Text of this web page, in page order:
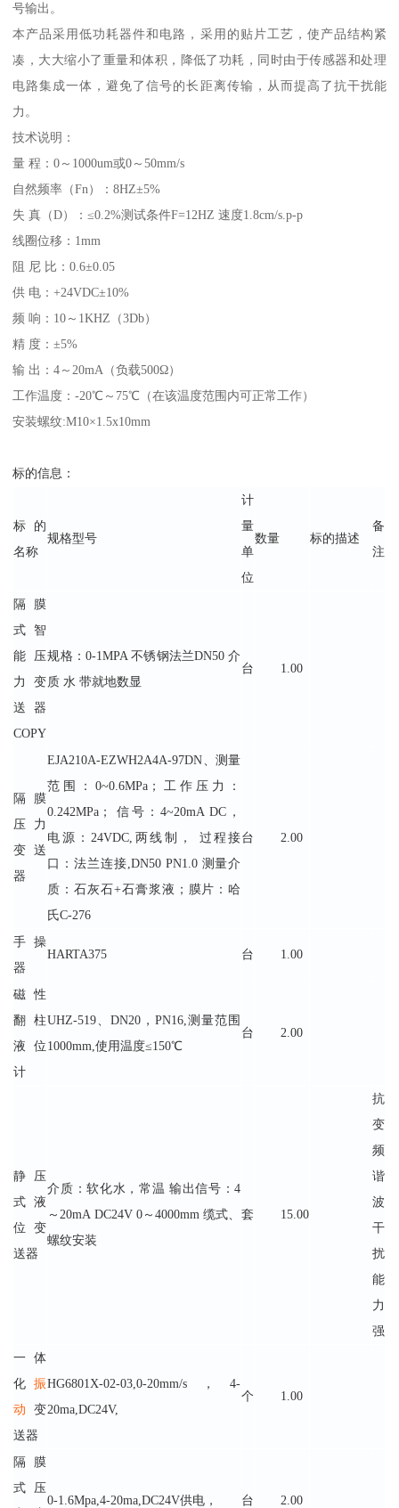
号输出。
本产品采用低功耗器件和电路，采用的贴片工艺，使产品结构紧
凑，大大缩小了重量和体积，降低了功耗，同时由于传感器和处理
电路集成一体，避免了信号的长距离传输，从而提高了抗干扰能
力。
技术说明：
量 程：0～1000um或0～50mm/s
自然频率（Fn）：8HZ±5%
失 真（D）：≤0.2%测试条件F=12HZ 速度1.8cm/s.p-p
线圈位移：1mm
阻 尼 比：0.6±0.05
供 电：+24VDC±10%
频 响：10～1KHZ（3Db）
精 度：±5%
输 出：4～20mA（负载500Ω）
工作温度：-20℃～75℃（在该温度范围内可正常工作）
安装螺纹:M10×1.5x10mm
标的信息：
标的
名称
规格型号
计
量
单
位
数量 标的描述
备
注
隔膜
式智
能压
力变
送器
COPY
规格：0-1MPA 不锈钢法兰DN50 介
质 水 带就地数显
台 1.00
隔膜
压力
变送
器
EJA210A-EZWH2A4A-97DN、测量
范围：0~0.6MPa；工作压力：
0.242MPa； 信号：4~20mA DC，
电源：24VDC,两线制， 过程接
口：法兰连接,DN50 PN1.0 测量介
质：石灰石+石膏浆液；膜片：哈
氏C-276
台 2.00
手操
器
HARTA375 台 1.00
磁性
翻柱
液位
计
UHZ-519、DN20，PN16,测量范围
1000mm,使用温度≤150℃
台 2.00
静压
式液
位变
送器
介质：软化水，常温 输出信号：4
～20mA DC24V 0～4000mm 缆式、
螺纹安装
套 15.00
抗
变
频
谐
波
干
扰
能
力
强
一体
化振
动变
送器
HG6801X-02-03,0-20mm/s，4-
20ma,DC24V,
个 1.00
隔膜
式压
0-1.6Mpa,4-20ma,DC24V供电， 台 2.00